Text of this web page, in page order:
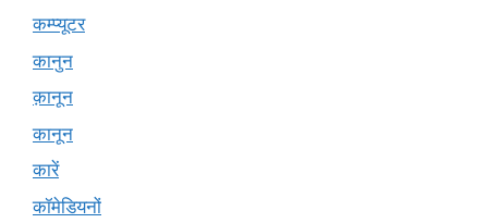
कम्प्यूटर
कानुन
क़ानून
कानून
कारें
कॉमेडियनों